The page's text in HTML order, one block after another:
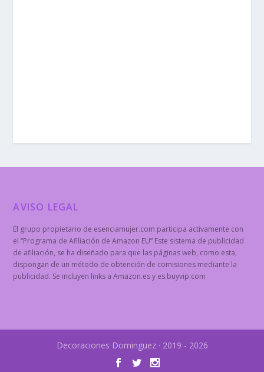
AVISO LEGAL
El grupo propietario de esenciamujer.com participa activamente con
el “Programa de Afiliación de Amazon EU” Este sistema de publicidad
de afiliación, se ha diseñado para que las páginas web, como esta,
dispongan de un método de obtención de comisiones mediante la
publicidad. Se incluyen links a Amazon.es y es.buyvip.com
Decoraciones Dominguez · 2019 - 2026